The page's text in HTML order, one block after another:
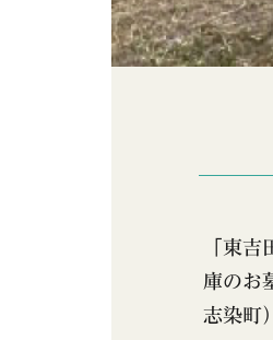
「東
庫のお
志染町